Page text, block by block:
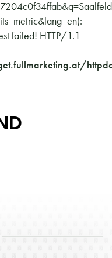
failed! HTTP/1.1